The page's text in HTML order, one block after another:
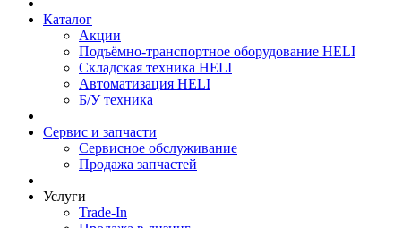
Каталог
Акции
Подъёмно-транспортное оборудование HELI
Складская техника HELI
Автоматизация HELI
Б/У техника
Сервис и запчасти
Сервисное обслуживание
Продажа запчастей
Услуги
Trade-In